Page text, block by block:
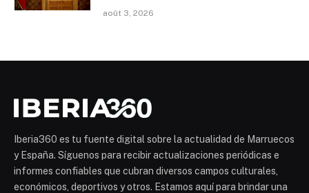
août 3, 2026
Iberia360 es tu fuente digital sobre la actualidad de Marruecos
y España. Síguenos para recibir actualizaciones periódicas e
informes confiables que cubran diversos campos culturales,
económicos, deportivos y otros. Estamos aquí para brindar una